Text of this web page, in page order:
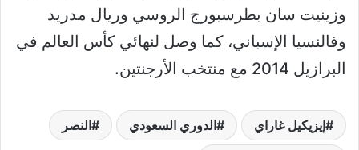
وزينيت سان بطرسبورج الروسي وريال مدريد
وفالنسيا الإسباني، كما وصل لنهائي كأس العالم في
البرازيل 2014 مع منتخب الأرجنتين.
إيزيكيل غاراي الدوري السعودي النصر